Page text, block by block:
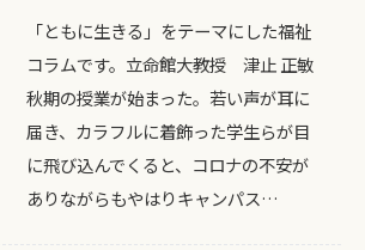
「ともに生きる」をテーマにした福祉
コラムです。立命館大教授 津止 正敏
秋期の授業が始まった。若い声が耳に
届き、カラフルに着飾った学生らが目
に飛び込んでくると、コロナの不安が
ありながらもやはりキャンパス…